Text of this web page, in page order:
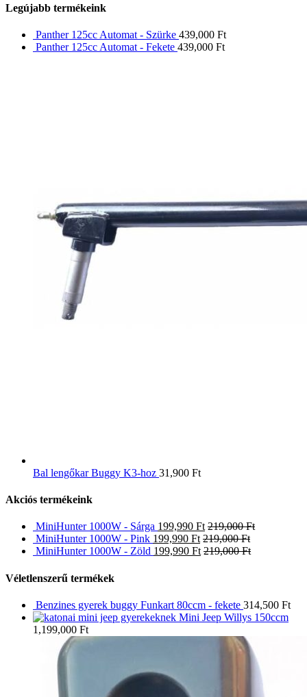
Legújabb termékeink
Panther 125cc Automat - Szürke 439,000 Ft
Panther 125cc Automat - Fekete 439,000 Ft
Bal lengőkar Buggy K3-hoz 31,900 Ft
Akciós termékeink
MiniHunter 1000W - Sárga 199,990 Ft 219,000Ft
MiniHunter 1000W - Pink 199,990 Ft 219,000Ft
MiniHunter 1000W - Zöld 199,990 Ft 219,000Ft
Véletlenszerű termékek
Benzines gyerek buggy Funkart 80ccm - fekete 314,500 Ft
Mini Jeep Willys 150ccm
1,199,000 Ft